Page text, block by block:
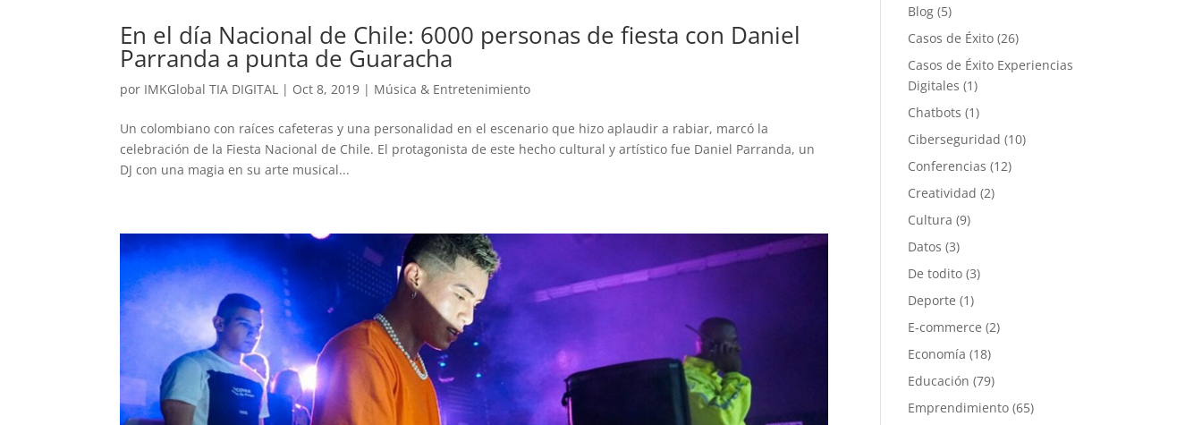
En el día Nacional de Chile: 6000 personas de fiesta con Daniel
Parranda a punta de Guaracha
por IMKGlobal TIA DIGITAL | Oct 8, 2019 | Música & Entretenimiento
Un colombiano con raíces cafeteras y una personalidad en el escenario que hizo aplaudir a rabiar, marcó la
celebración de la Fiesta Nacional de Chile. El protagonista de este hecho cultural y artístico fue Daniel Parranda, un
DJ con una magia en su arte musical...
Blog (5)
Casos de Éxito (26)
Casos de Éxito Experiencias
Digitales (1)
Chatbots (1)
Ciberseguridad (10)
Conferencias (12)
Creatividad (2)
Cultura (9)
Datos (3)
De todito (3)
Deporte (1)
E-commerce (2)
Economía (18)
Educación (79)
Emprendimiento (65)